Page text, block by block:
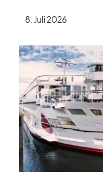
8. Juli 2026